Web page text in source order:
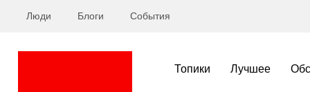
Люди Блоги События
Топики Лучшее